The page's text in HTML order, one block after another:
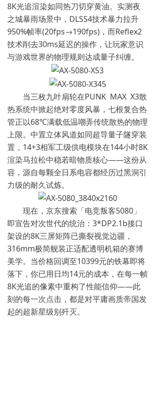
8K光追渲染如同热刀切穿黄油。实测夜
之城暴雨场景中，DLSS4技术暴力拉升
950%帧率(20fps→190fps)，而Reflex2
技术削去30ms延迟的操作，让玩家意识
与游戏世界的物理规则达成量子纠缠。
当三枚九叶扇轮在PUNK MAX X3散
热系统中掀起绝对零度风暴，七根复合热
管正以68℃满载低温嘲弄传统散热的物理
上限。中置立体风道如同超导量子隧穿装
置，14+3相军工级供电模块在144小时8K
渲染马拉松中稳若暗物质核心——这份从
容，源自每颗全日系电容都经历过黑洞引
力级的耐久试炼。
现在，京东搜索「电竞叛客5080」
即宣告对次世代的统治：3*DP2.1b接口
架设的8K三屏矩阵已撕裂视觉边疆，
316mm极简舰装正适配透明机箱的赛博
美学。当价格回调至10399元的铁幕即将
落下，你已用日均14元的成本，在每一帧
8K光追的像素中重构了性能信仰——此
刻的每一次点击，都是对平庸画质帝国发
起的超新星级别歼灭。